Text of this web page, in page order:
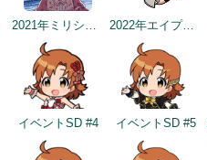
2021年ミリシタ4周年カウントダウン（4日前） 2022年エイプリルフールネタ
イベントSD #4 イベントSD #5